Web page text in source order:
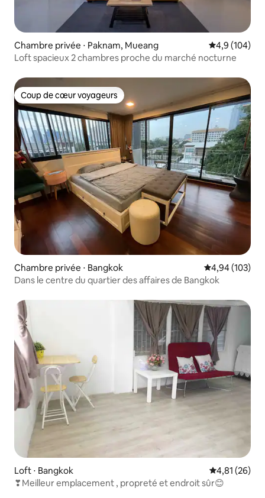
Chambre privée ⋅ Paknam, Mueang Évaluation
4,9 (104)
Loft spacieux 2 chambres proche du marché nocturne
Coup de cœur voyageurs
Coup de cœur voyageurs
Chambre privée ⋅ Bangkok Évaluation
4,94 (103)
Dans le centre du quartier des affaires de Bangkok
Loft ⋅ Bangkok Évaluation
4,81 (26)
❣Meilleur emplacement , propreté et endroit sûr😊